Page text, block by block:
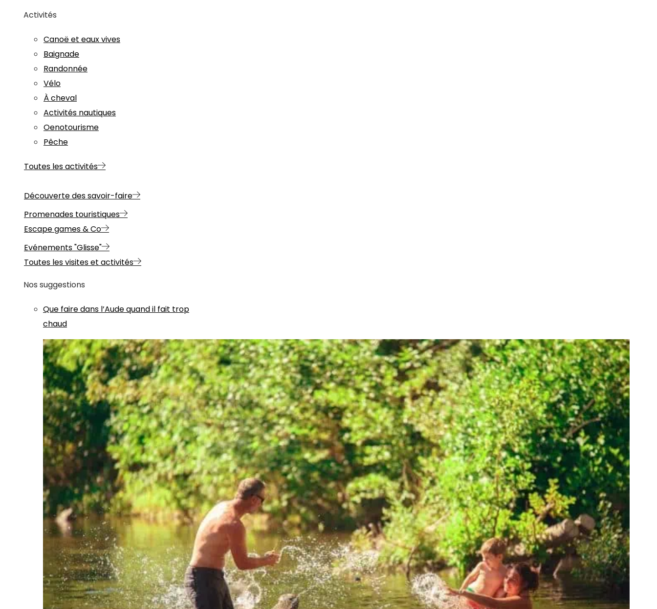
Activités
Canoë et eaux vives
Baignade
Randonnée
Vélo
À cheval
Activités nautiques
Oenotourisme
Pêche
Toutes les activités
Découverte des savoir-faire
Promenades touristiques
Escape games & Co
Evénements "Glisse"
Toutes les visites et activités
Nos suggestions
Que faire dans l’Aude quand il fait trop
chaud